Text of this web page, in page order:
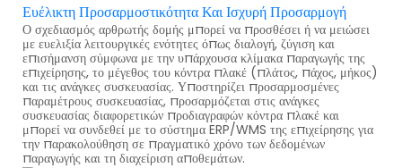
Ευέλικτη Προσαρμοστικότητα Και Ισχυρή Προσαρμογή
Ο σχεδιασμός αρθρωτής δομής μπορεί να προσθέσει ή να μειώσει
με ευελιξία λειτουργικές ενότητες όπως διαλογή, ζύγιση και
επισήμανση σύμφωνα με την υπάρχουσα κλίμακα παραγωγής της
επιχείρησης, το μέγεθος του κόντρα πλακέ (πλάτος, πάχος, μήκος)
και τις ανάγκες συσκευασίας. Υποστηρίζει προσαρμοσμένες
παραμέτρους συσκευασίας, προσαρμόζεται στις ανάγκες
συσκευασίας διαφορετικών προδιαγραφών κόντρα πλακέ και
μπορεί να συνδεθεί με το σύστημα ERP/WMS της επιχείρησης για
την παρακολούθηση σε πραγματικό χρόνο των δεδομένων
παραγωγής και τη διαχείριση αποθεμάτων.